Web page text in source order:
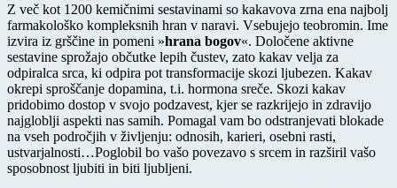
Z več kot 1200 kemičnimi sestavinami so kakavova zrna ena najbolj
farmakološko kompleksnih hran v naravi. Vsebujejo teobromin. Ime
izvira iz grščine in pomeni »hrana bogov«. Določene aktivne
sestavine sprožajo občutke lepih čustev, zato kakav velja za
odpiralca srca, ki odpira pot transformacije skozi ljubezen. Kakav
okrepi sproščanje dopamina, t.i. hormona sreče. Skozi kakav
pridobimo dostop v svojo podzavest, kjer se razkrijejo in zdravijo
najgloblji aspekti nas samih. Pomagal vam bo odstranjevati blokade
na vseh področjih v življenju: odnosih, karieri, osebni rasti,
ustvarjalnosti…Poglobil bo vašo povezavo s srcem in razširil vašo
sposobnost ljubiti in biti ljubljeni.